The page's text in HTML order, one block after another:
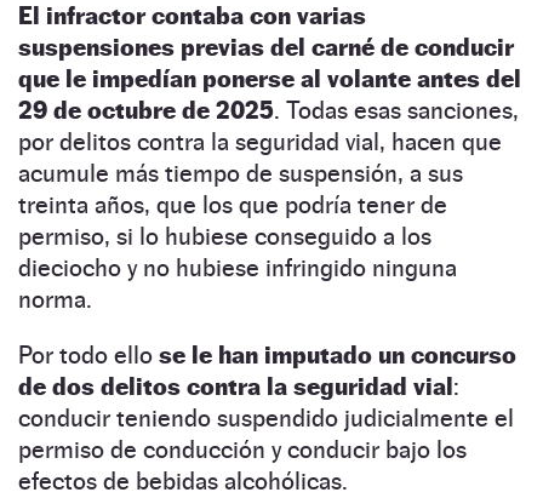
El infractor contaba con varias
suspensiones previas del carné de conducir
que le impedían ponerse al volante antes del
29 de octubre de 2025. Todas esas sanciones,
por delitos contra la seguridad vial, hacen que
acumule más tiempo de suspensión, a sus
treinta años, que los que podría tener de
permiso, si lo hubiese conseguido a los
dieciocho y no hubiese infringido ninguna
norma.
Por todo ello se le han imputado un concurso
de dos delitos contra la seguridad vial :
conducir teniendo suspendido judicialmente el
permiso de conducción y conducir bajo los
efectos de bebidas alcohólicas.